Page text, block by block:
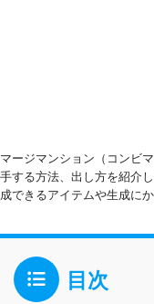
マージマンション（コンビ
手する方法、出し方を紹介
成できるアイテムや生成に
目次